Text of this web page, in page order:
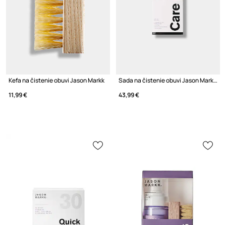
Kefa na čistenie obuvi Jason Markk
11,99 €
Sada na čistenie obuvi Jason Markk
43,99 €